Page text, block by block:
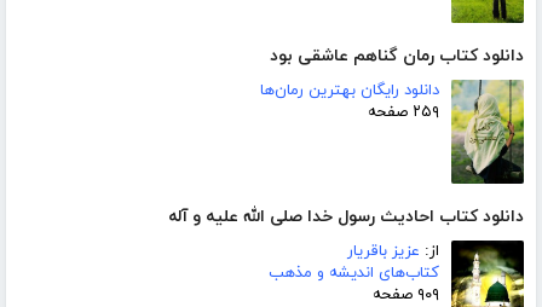
دانلود کتاب رمان گناهم عاشقی بود
دانلود رایگان بهترین رمان‌ها
۲۵۹ صفحه
دانلود کتاب احادیث رسول خدا صلی الله علیه و آله
از: عزیز باقریار
کتاب‌های اندیشه و مذهب
۹۰۹ صفحه